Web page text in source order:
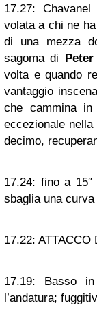
17.27:
volata a chi ne
di una mezza
sagoma di Peter
volta e quando
vantaggio
che cammina
eccezionale
decimo,
17.24: fino a
sbaglia una
17.22: ATTACCO
17.19: Basso in
l’andatura;